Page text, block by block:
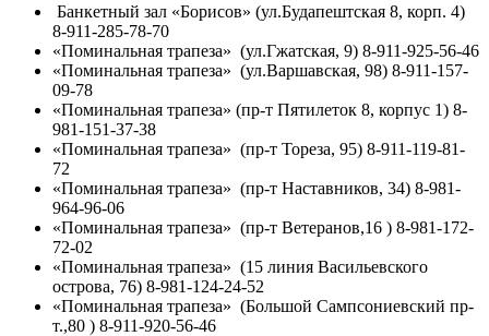
Банкетный зал «Борисов» (ул.Будапештская 8, корп. 4)
8-911-285-78-70
«Поминальная трапеза» (ул.Гжатская, 9) 8-911-925-56-46
«Поминальная трапеза» (ул.Варшавская, 98) 8-911-157-
09-78
«Поминальная трапеза» (пр-т Пятилеток 8, корпус 1) 8-
981-151-37-38
«Поминальная трапеза» (пр-т Тореза, 95) 8-911-119-81-
72
«Поминальная трапеза» (пр-т Наставников, 34) 8-981-
964-96-06
«Поминальная трапеза» (пр-т Ветеранов,16 ) 8-981-172-
72-02
«Поминальная трапеза» (15 линия Васильевского
острова, 76) 8-981-124-24-52
«Поминальная трапеза» (Большой Сампсониевский пр-
т.,80 ) 8-911-920-56-46